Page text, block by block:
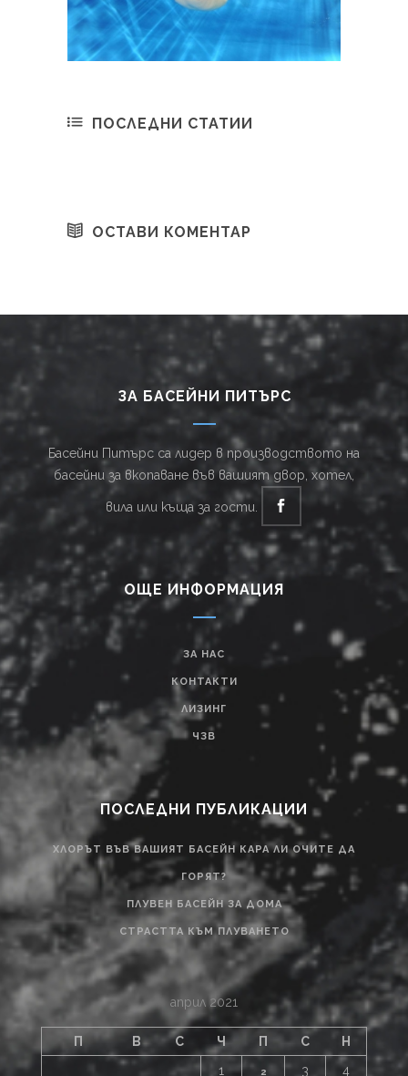
ПОСЛЕДНИ СТАТИИ
ОСТАВИ КОМЕНТАР
ЗА БАСЕЙНИ ПИТЪРС
Басейни Питърс са лидер в производството на
басейни за вкопаване във вашият двор, хотел,
вила или къща за гости.
ОЩЕ ИНФОРМАЦИЯ
ЗА НАС
КОНТАКТИ
ЛИЗИНГ
ЧЗВ
ПОСЛЕДНИ ПУБЛИКАЦИИ
ХЛОРЪТ ВЪВ ВАШИЯТ БАСЕЙН КАРА ЛИ ОЧИТЕ ДА
ГОРЯТ?
ПЛУВЕН БАСЕЙН ЗА ДОМА
СТРАСТТА КЪМ ПЛУВАНЕТО
април 2021
П В С Ч П С
Н
1
2 3 4